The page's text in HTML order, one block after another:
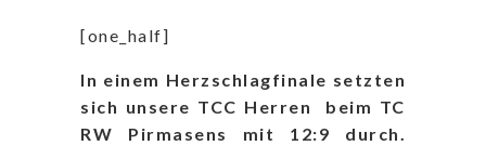
[one_half]
In einem Herzschlagfinale setzten
sich unsere TCC Herren beim TC
RW Pirmasens mit 12:9 durch.